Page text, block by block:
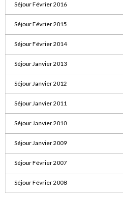
Séjour Février 2016
Séjour Février 2015
Séjour Février 2014
Séjour Janvier 2013
Séjour Janvier 2012
Séjour Janvier 2011
Séjour Janvier 2010
Séjour Janvier 2009
Séjour Février 2007
Séjour Février 2008